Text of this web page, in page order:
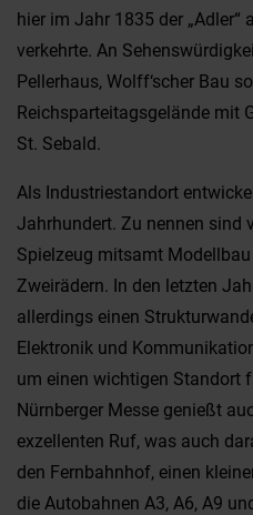
hier im Jahr 1835 der „Adler“
verkehrte. An
Pellerhaus, Wolff‘scher Bau
Reichsparteitagsgelände mit
St. Sebald.
Als Industriestandort
Jahrhundert. Zu nennen sind
Spielzeug mitsamt
Zweirädern. In den letzten
allerdings einen
Elektronik und
um einen wichtigen Standort
Nürnberger Messe genießt
exzellenten Ruf, was auch
den Fernbahnhof, einen
die Autobahnen A3, A6, A9